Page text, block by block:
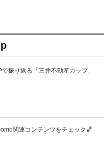
振り返る「三井不動産カップ」
関連コンテンツをチェック🏀